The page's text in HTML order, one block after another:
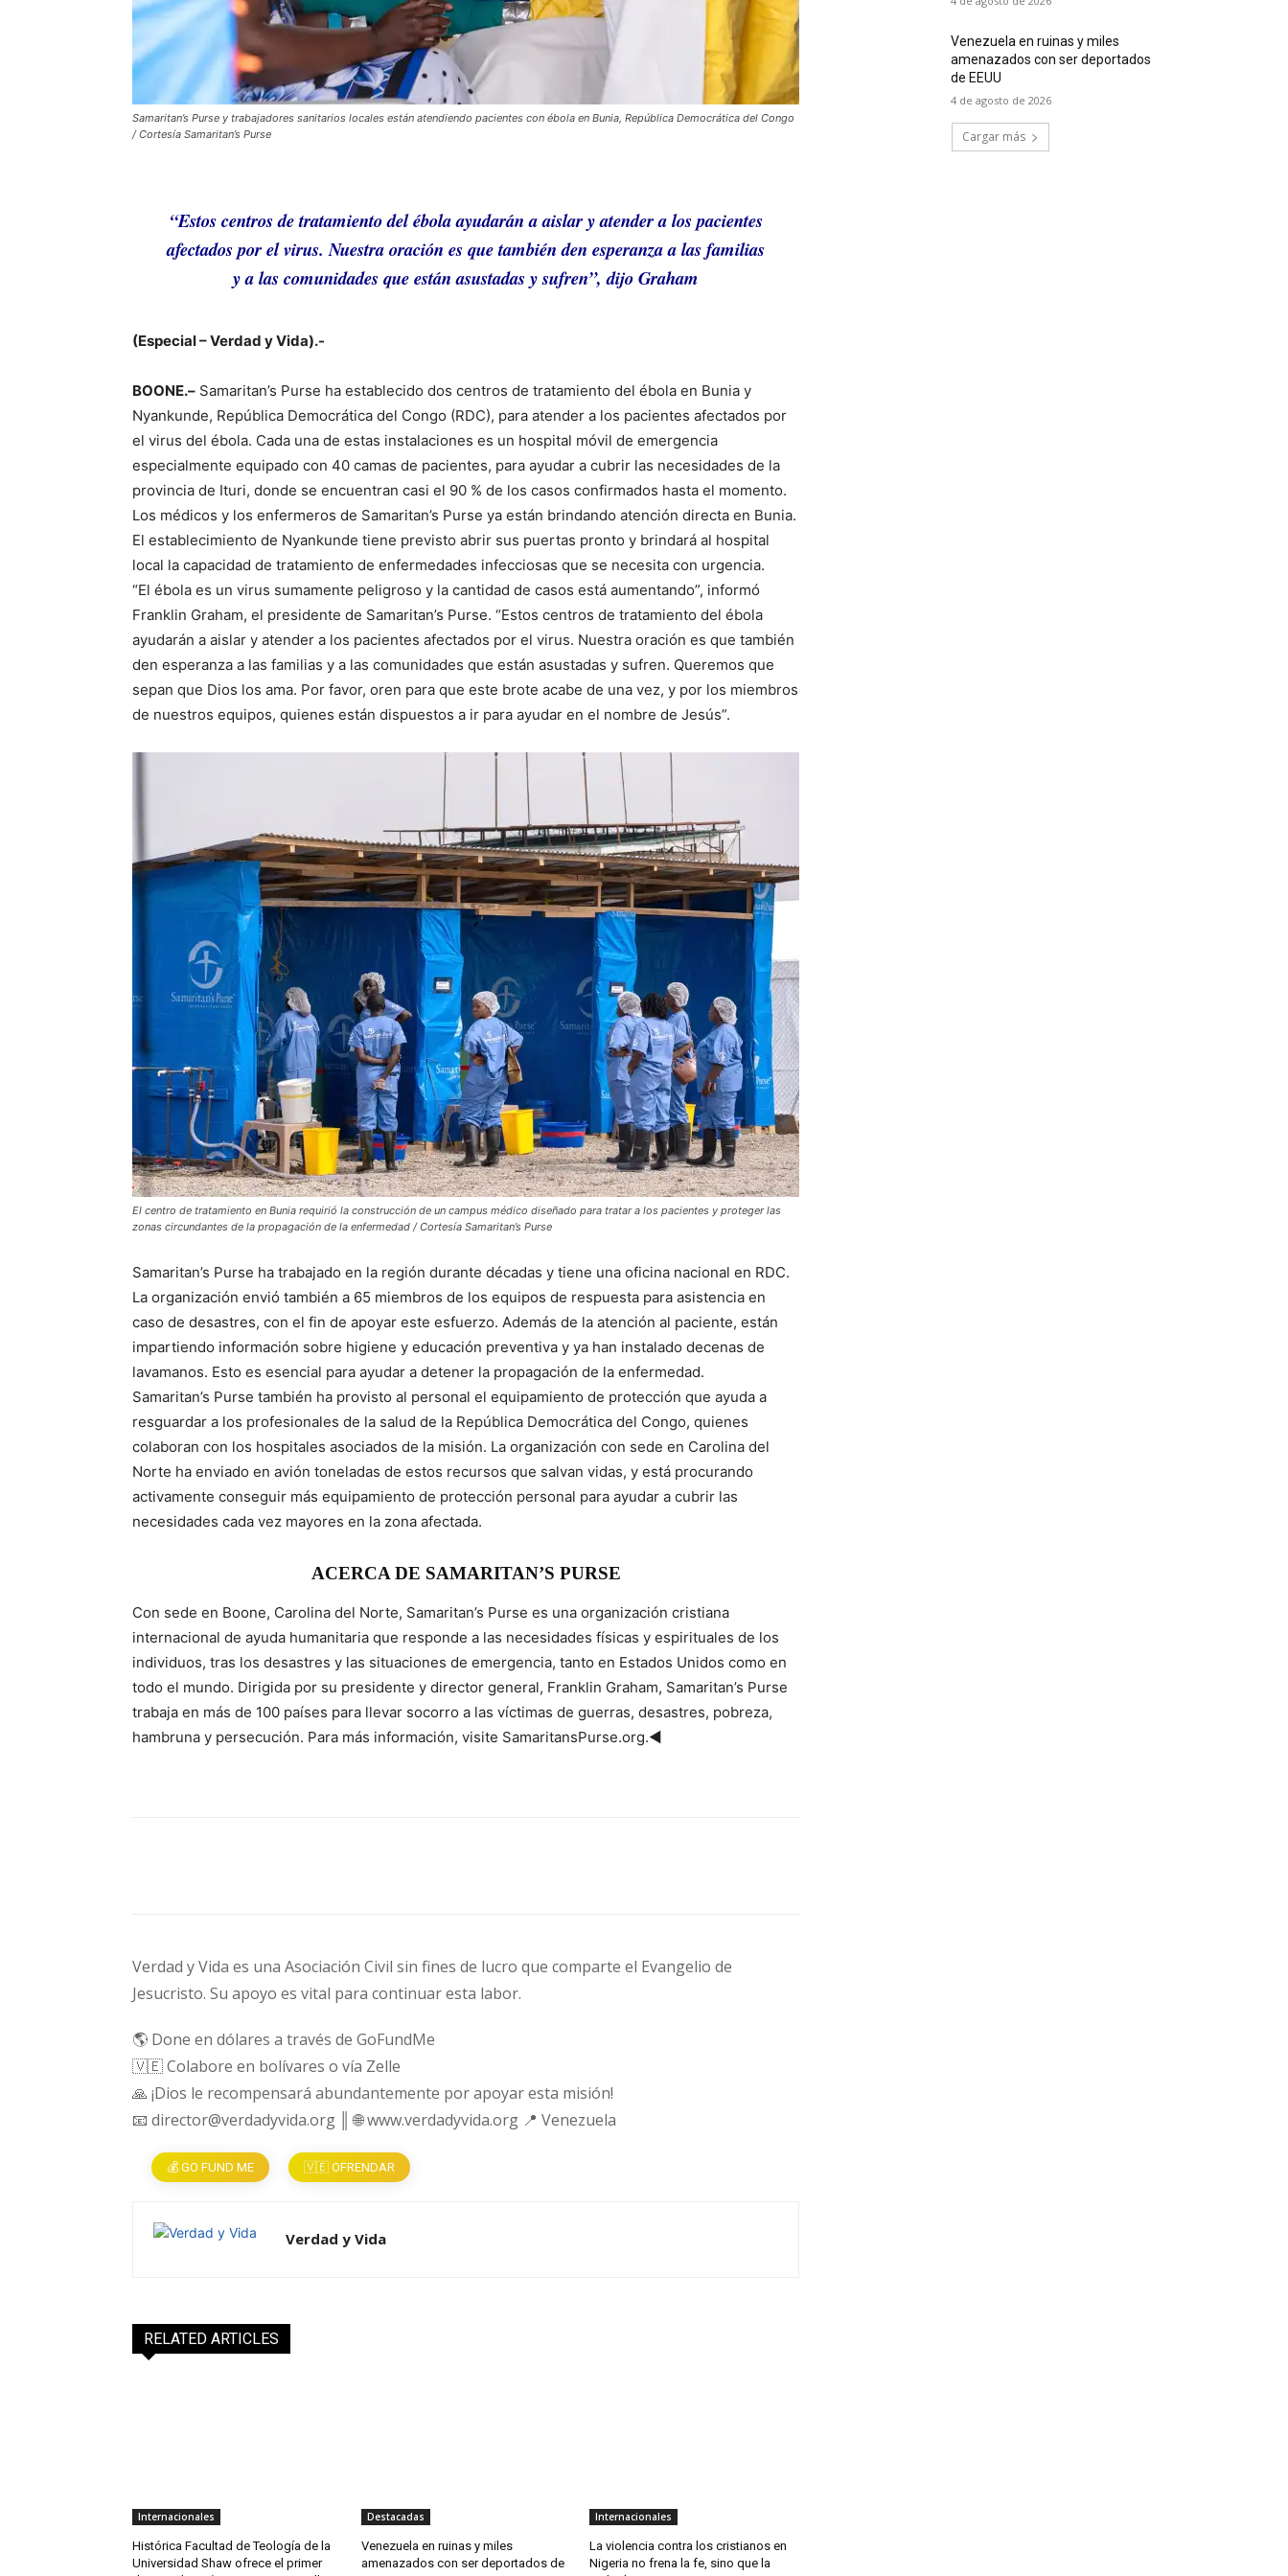
Samaritan’s Purse y trabajadores sanitarios locales están atendiendo pacientes con ébola en Bunia, República Democrática del Congo
/ Cortesía Samaritan’s Purse
“Estos centros de tratamiento del ébola ayudarán a aislar y atender a los pacientes
afectados por el virus. Nuestra oración es que también den esperanza a las familias
y a las comunidades que están asustadas y sufren”, dijo Graham
(Especial – Verdad y Vida).-
BOONE.– Samaritan’s Purse ha establecido dos centros de tratamiento del ébola en Bunia y
Nyankunde, República Democrática del Congo (RDC), para atender a los pacientes afectados por
el virus del ébola. Cada una de estas instalaciones es un hospital móvil de emergencia
especialmente equipado con 40 camas de pacientes, para ayudar a cubrir las necesidades de la
provincia de Ituri, donde se encuentran casi el 90 % de los casos confirmados hasta el momento.
Los médicos y los enfermeros de Samaritan’s Purse ya están brindando atención directa en Bunia.
El establecimiento de Nyankunde tiene previsto abrir sus puertas pronto y brindará al hospital
local la capacidad de tratamiento de enfermedades infecciosas que se necesita con urgencia.
“El ébola es un virus sumamente peligroso y la cantidad de casos está aumentando”, informó
Franklin Graham, el presidente de Samaritan’s Purse. “Estos centros de tratamiento del ébola
ayudarán a aislar y atender a los pacientes afectados por el virus. Nuestra oración es que también
den esperanza a las familias y a las comunidades que están asustadas y sufren. Queremos que
sepan que Dios los ama. Por favor, oren para que este brote acabe de una vez, y por los miembros
de nuestros equipos, quienes están dispuestos a ir para ayudar en el nombre de Jesús”.
El centro de tratamiento en Bunia requirió la construcción de un campus médico diseñado para tratar a los pacientes y proteger las
zonas circundantes de la propagación de la enfermedad / Cortesía Samaritan’s Purse
Samaritan’s Purse ha trabajado en la región durante décadas y tiene una oficina nacional en RDC.
La organización envió también a 65 miembros de los equipos de respuesta para asistencia en
caso de desastres, con el fin de apoyar este esfuerzo. Además de la atención al paciente, están
impartiendo información sobre higiene y educación preventiva y ya han instalado decenas de
lavamanos. Esto es esencial para ayudar a detener la propagación de la enfermedad.
Samaritan’s Purse también ha provisto al personal el equipamiento de protección que ayuda a
resguardar a los profesionales de la salud de la República Democrática del Congo, quienes
colaboran con los hospitales asociados de la misión. La organización con sede en Carolina del
Norte ha enviado en avión toneladas de estos recursos que salvan vidas, y está procurando
activamente conseguir más equipamiento de protección personal para ayudar a cubrir las
necesidades cada vez mayores en la zona afectada.
ACERCA DE SAMARITAN’S PURSE
Con sede en Boone, Carolina del Norte, Samaritan’s Purse es una organización cristiana
internacional de ayuda humanitaria que responde a las necesidades físicas y espirituales de los
individuos, tras los desastres y las situaciones de emergencia, tanto en Estados Unidos como en
todo el mundo. Dirigida por su presidente y director general, Franklin Graham, Samaritan’s Purse
trabaja en más de 100 países para llevar socorro a las víctimas de guerras, desastres, pobreza,
hambruna y persecución. Para más información, visite SamaritansPurse.org.◄
Verdad y Vida es una Asociación Civil sin fines de lucro que comparte el Evangelio de
Jesucristo. Su apoyo es vital para continuar esta labor.
🌎 Done en dólares a través de GoFundMe
🇻🇪 Colabore en bolívares o vía Zelle
🙏 ¡Dios le recompensará abundantemente por apoyar esta misión!
📧 director@verdadyvida.org ║ 🌐 www.verdadyvida.org 📍 Venezuela
💰 GO FUND ME 🇻🇪 OFRENDAR
Verdad y Vida
RELATED ARTICLES
Internacionales
Histórica Facultad de Teología de la
Universidad Shaw ofrece el primer
Destacadas
Venezuela en ruinas y miles
amenazados con ser deportados de
Internacionales
La violencia contra los cristianos en
Nigeria no frena la fe, sino que la
Venezuela en ruinas y miles
amenazados con ser deportados
de EEUU
4 de agosto de 2026
Cargar más